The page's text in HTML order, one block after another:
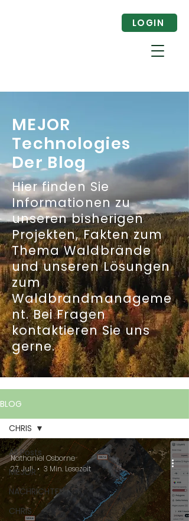
LOGIN
MEJOR
Technologies
Der Blog
Hier finden Sie
Informationen zu
unseren bisherigen
Projekten, Fakten zum
Thema Waldbrände
und unseren Lösungen
zum
Waldbrandmanageme
nt. Bei Fragen
kontaktieren Sie uns
gerne.
BLOG
All Posts
MEJOR
NACHRICHTEN
CHRIS
CHRIS
Nathaniel Osborne
27. Juli
3 Min. Lesezeit